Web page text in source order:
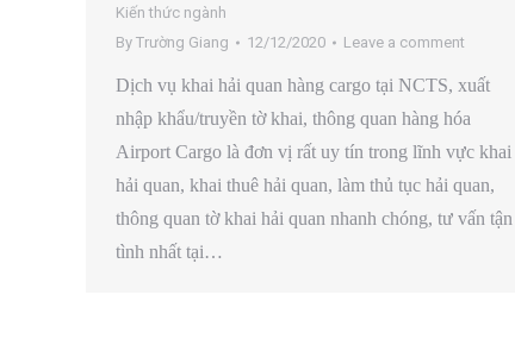
Kiến thức ngành
By Trường Giang 12/12/2020 Leave a comment
Dịch vụ khai hải quan hàng cargo tại NCTS, xuất
nhập khẩu/truyền tờ khai, thông quan hàng hóa
Airport Cargo là đơn vị rất uy tín trong lĩnh vực khai
hải quan, khai thuê hải quan, làm thủ tục hải quan,
thông quan tờ khai hải quan nhanh chóng, tư vấn tận
tình nhất tại…